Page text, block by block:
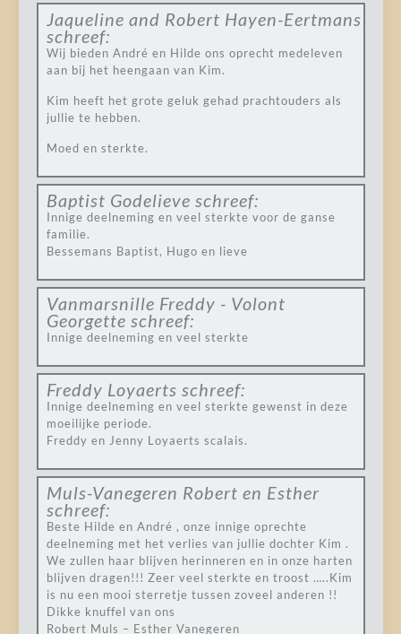
Jaqueline and Robert Hayen-Eertmans
schreef:
Wij bieden André en Hilde ons oprecht medeleven
aan bij het heengaan van Kim.
Kim heeft het grote geluk gehad prachtouders als
jullie te hebben.
Moed en sterkte.
Baptist Godelieve schreef:
Innige deelneming en veel sterkte voor de ganse
familie.
Bessemans Baptist, Hugo en lieve
Vanmarsnille Freddy - Volont
Georgette schreef:
Innige deelneming en veel sterkte
Freddy Loyaerts schreef:
Innige deelneming en veel sterkte gewenst in deze
moeilijke periode.
Freddy en Jenny Loyaerts scalais.
Muls-Vanegeren Robert en Esther
schreef:
Beste Hilde en André , onze innige oprechte
deelneming met het verlies van jullie dochter Kim .
We zullen haar blijven herinneren en in onze harten
blijven dragen!!! Zeer veel sterkte en troost …..Kim
is nu een mooi sterretje tussen zoveel anderen !!
Dikke knuffel van ons
Robert Muls – Esther Vanegeren